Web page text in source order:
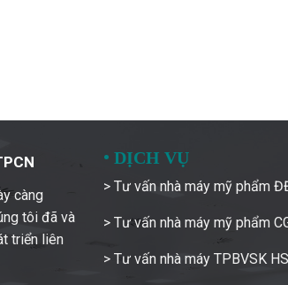
càng
tôi đã và
triển liên
• DỊCH VỤ
> Tư vấn nhà máy mỹ phẩm
> Tư vấn nhà máy mỹ phẩm
> Tư vấn nhà máy TPBVSK